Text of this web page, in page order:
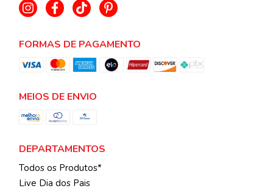
FORMAS DE PAGAMENTO
MEIOS DE ENVIO
DEPARTAMENTOS
Todos os Produtos*
Live Dia dos Pais